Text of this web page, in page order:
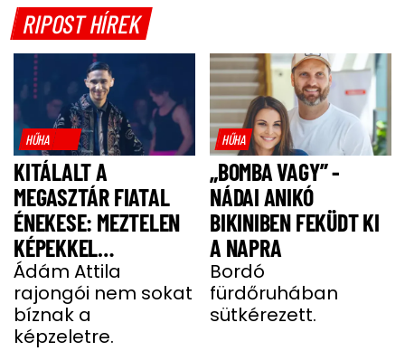
RIPOST HÍREK
HŰHA
KITÁLALT A
MEGASZTÁR FIATAL
ÉNEKESE: MEZTELEN
KÉPEKKEL
HALMOZZÁK EL A
RAJONGÓI
Ádám Attila
rajongói nem sokat
bíznak a
képzeletre.
HŰHA
„BOMBA VAGY” -
NÁDAI ANIKÓ
BIKINIBEN FEKÜDT KI
A NAPRA
Bordó
fürdőruhában
sütkérezett.